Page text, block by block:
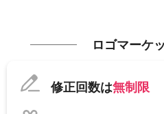
ロゴマーケ
修正回数は無制限